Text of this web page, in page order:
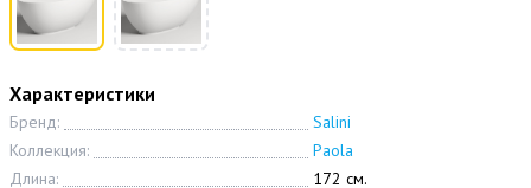
Характеристики
Бренд:
Salini
Коллекция:
Paola
Длина:
172 см.